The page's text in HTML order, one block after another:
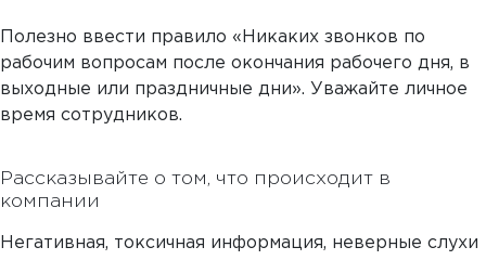
Полезно ввести правило «Никаких звонков по
рабочим вопросам после окончания рабочего дня, в
выходные или праздничные дни». Уважайте личное
время сотрудников.
Рассказывайте о том, что происходит в
компании
Негативная, токсичная информация, неверные слухи